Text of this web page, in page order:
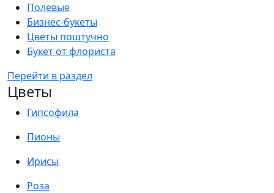
Полевые
Бизнес-букеты
Цветы поштучно
Букет от флориста
Перейти в раздел
Цветы
Гипсофила
Пионы
Ирисы
Роза